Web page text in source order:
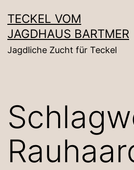
Inhalt
springen
TECKEL VOM
JAGDHAUS BARTMER
Jagdliche Zucht für Teckel